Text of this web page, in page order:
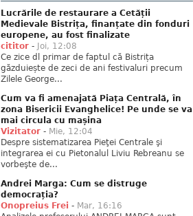
Lucrările de restaurare a Cetății
Medievale Bistrița, finanțate din fonduri
europene, au fost finalizate
cititor - Joi, 12:08
Ce zice dl primar de faptul că Bistrița
găzduiește de zeci de ani festivaluri precum
Zilele George...
Cum va fi amenajată Piața Centrală, în
zona Bisericii Evanghelice! Pe unde se va
mai circula cu mașina
Vizitator - Mie, 12:04
Despre sistematizarea Pieţei Centrale şi
integrarea ei cu Pietonalul Liviu Rebreanu se
vorbeşte de...
Andrei Marga: Cum se distruge
democrația?
Onopreius Frei - Mar, 16:16